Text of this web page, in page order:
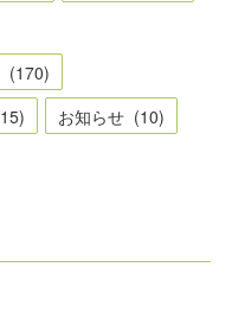
(170)
15) お知らせ (10)